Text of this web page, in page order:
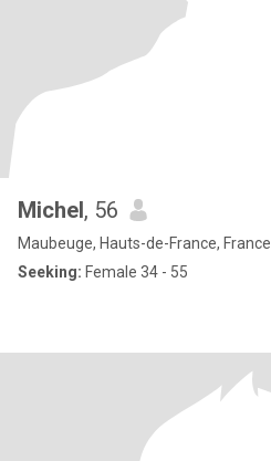
Michel, 56
Maubeuge, Hauts-de-France, France
Seeking: Female 34 - 55